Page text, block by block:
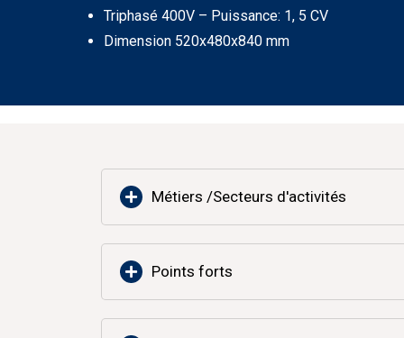
Triphasé 400V – Puissance: 1, 5 CV
Dimension 520x480x840 mm
Métiers /Secteurs d'activités
Points forts